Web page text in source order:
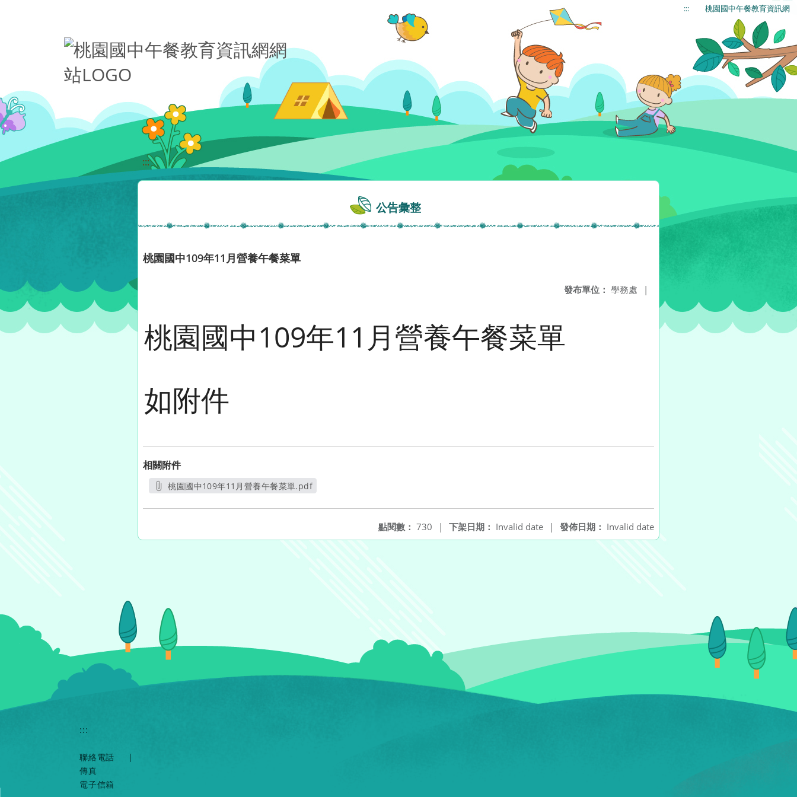
::: 桃園國中午餐教育資訊網
:::
公告彙整
桃園國中109年11月營養午餐菜單
發布單位： 學務處 |
桃園國中109年11月營養午餐菜單
如附件
相關附件
桃園國中109年11月營養午餐菜單.pdf
發佈日期： Invalid date
下架日期： Invalid date |
點閱數： 730 |
:::
聯絡電話
|
傳真
電子信箱